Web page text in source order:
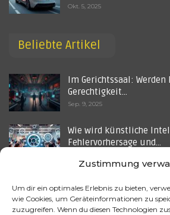
Zustimmung
Um dir ein optimales Erlebnis zu bieten,
wie Cookies, um Geräteinformationen zu
zuzugreifen. Wenn du diesen Technologien
Okt. 5, 2025
Beliebte Artikel
Im Gerichtssaal: Werden
Gerechtigkeit…
Sep. 9, 2025
Wie wird künstliche
Fehlervorhersage und…
Energiewirtschaft…
Aug. 8, 2025